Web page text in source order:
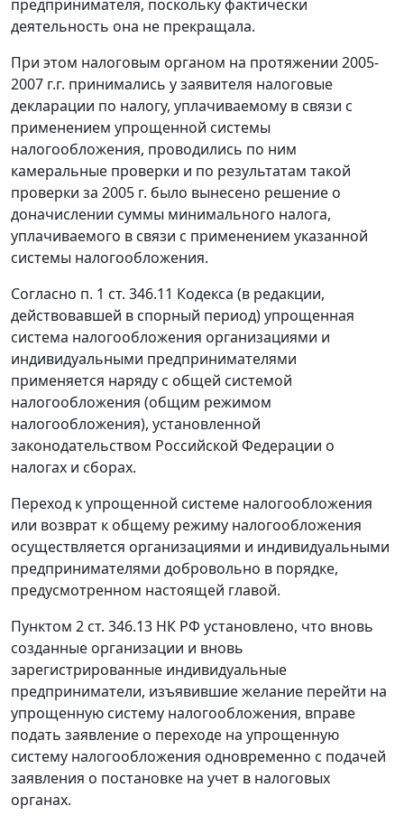
предпринимателя, поскольку фактически
деятельность она не прекращала.
При этом налоговым органом на протяжении 2005-
2007 г.г. принимались у заявителя налоговые
декларации по налогу, уплачиваемому в связи с
применением упрощенной системы
налогообложения, проводились по ним
камеральные проверки и по результатам такой
проверки за 2005 г. было вынесено решение о
доначислении суммы минимального налога,
уплачиваемого в связи с применением указанной
системы налогообложения.
Согласно п. 1 ст. 346.11 Кодекса (в редакции,
действовавшей в спорный период) упрощенная
система налогообложения организациями и
индивидуальными предпринимателями
применяется наряду с общей системой
налогообложения (общим режимом
налогообложения), установленной
законодательством Российской Федерации о
налогах и сборах.
Переход к упрощенной системе налогообложения
или возврат к общему режиму налогообложения
осуществляется организациями и индивидуальными
предпринимателями добровольно в порядке,
предусмотренном настоящей главой.
Пунктом 2 ст. 346.13 НК РФ установлено, что вновь
созданные организации и вновь
зарегистрированные индивидуальные
предприниматели, изъявившие желание перейти на
упрощенную систему налогообложения, вправе
подать заявление о переходе на упрощенную
систему налогообложения одновременно с подачей
заявления о постановке на учет в налоговых
органах.